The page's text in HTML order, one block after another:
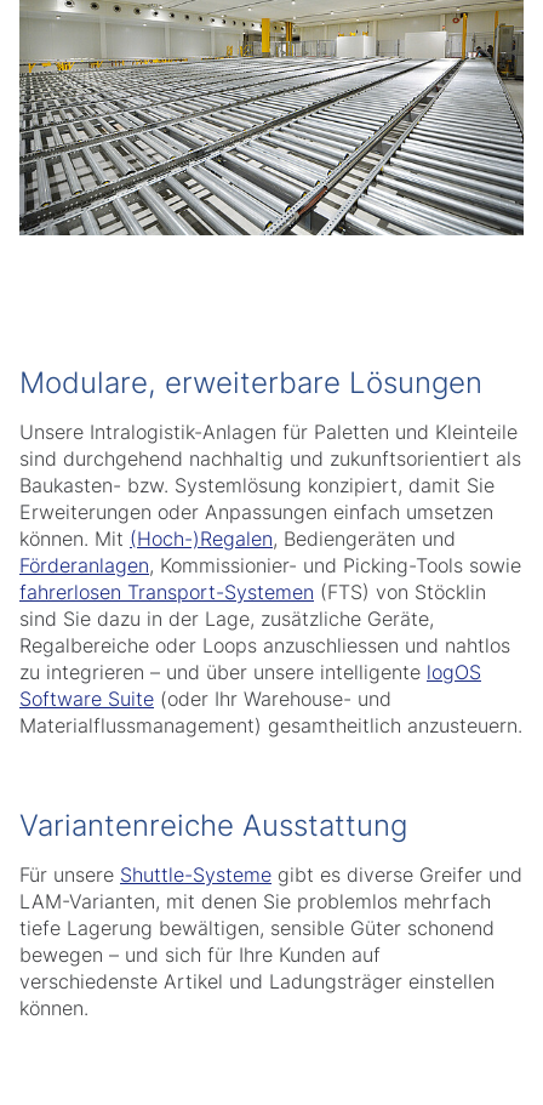
Modulare, erweiterbare Lösungen
Unsere Intralogistik-Anlagen für Paletten und Kleinteile
sind durchgehend nachhaltig und zukunftsorientiert als
Baukasten- bzw. Systemlösung konzipiert, damit Sie
Erweiterungen oder Anpassungen einfach umsetzen
können. Mit (Hoch-)Regalen, Bediengeräten und
Förderanlagen, Kommissionier- und Picking-Tools sowie
fahrerlosen Transport-Systemen (FTS) von Stöcklin
sind Sie dazu in der Lage, zusätzliche Geräte,
Regalbereiche oder Loops anzuschliessen und nahtlos
zu integrieren – und über unsere intelligente logOS
Software Suite (oder Ihr Warehouse- und
Materialflussmanagement) gesamtheitlich anzusteuern.
Variantenreiche Ausstattung
Für unsere Shuttle-Systeme gibt es diverse Greifer und
LAM-Varianten, mit denen Sie problemlos mehrfach
tiefe Lagerung bewältigen, sensible Güter schonend
bewegen – und sich für Ihre Kunden auf
verschiedenste Artikel und Ladungsträger einstellen
können.